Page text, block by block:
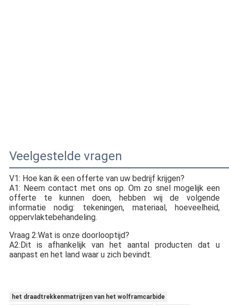
Veelgestelde vragen
V1: Hoe kan ik een offerte van uw bedrijf krijgen?
A1: Neem contact met ons op. Om zo snel mogelijk een
offerte te kunnen doen, hebben wij de volgende
informatie nodig: tekeningen, materiaal, hoeveelheid,
oppervlaktebehandeling.
Vraag 2:Wat is onze doorlooptijd?
A2: Dit is afhankelijk van het aantal producten dat u
aanpast en het land waar u zich bevindt.
het draadtrekkenmatrijzen van het wolframcarbide